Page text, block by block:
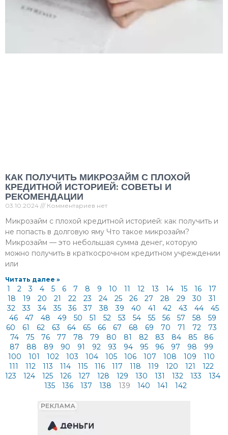
КАК ПОЛУЧИТЬ МИКРОЗАЙМ С ПЛОХОЙ
КРЕДИТНОЙ ИСТОРИЕЙ: СОВЕТЫ И
РЕКОМЕНДАЦИИ
03.10.2024 Комментариев нет
Микрозайм с плохой кредитной историей: как получить и
не попасть в долговую яму Что такое микрозайм?
Микрозайм — это небольшая сумма денег, которую
можно получить в краткосрочном кредитном учреждении
или
Читать далее »
1 2 3 4 5 6 7 8 9 10 11 12 13 14 15 16
17
18
19 20 21 22 23 24 25 26 27 28 29 30
31
32
33 34 35 36 37 38 39 40 41 42 43 44
45
46
47 48 49 50 51 52 53 54 55 56 57 58
59
60
61 62 63 64 65 66 67 68 69 70 71 72
73
74
75 76 77 78 79 80 81 82 83 84 85
86
87
88 89 90 91 92 93 94 95 96 97 98
99
100
101 102 103 104 105 106 107 108 109
110
111
112 113 114 115 116 117 118 119 120 121
122
123
124 125 126 127 128 129 130 131 132 133
134
135
136 137 138 139 140 141 142